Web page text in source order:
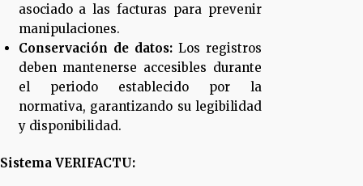
asociado a las facturas para prevenir
manipulaciones.
Conservación de datos:Los registros
deben mantenerse accesibles durante
el periodo establecido por la
normativa, garantizando su legibilidad
y disponibilidad.
Sistema VERIFACTU: